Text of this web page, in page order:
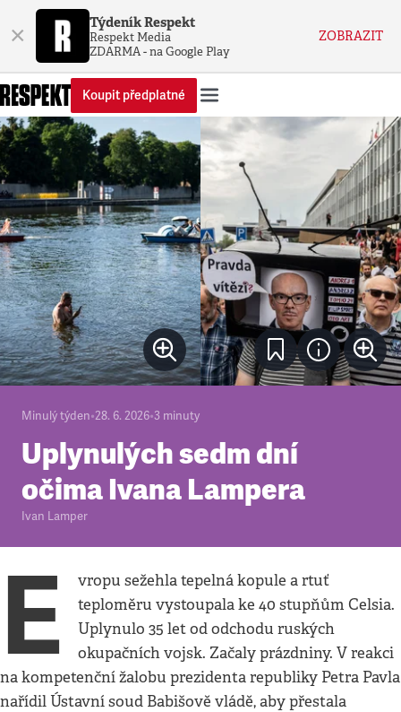
× Týdeník Respekt
Respekt Media
ZDARMA - na Google Play
ZOBRAZIT
Koupit předplatné
Minulý týden•28. 6. 2026•3 minuty
Uplynulých sedm dní
očima Ivana Lampera
Ivan Lamper
E
vropu sežehla tepelná kopule a rtuť
teploměru vystoupala ke 40 stupňům Celsia.
Uplynulo 35 let od odchodu ruských
okupačních vojsk. Začaly prázdniny. V reakci
na kompetenční žalobu prezidenta republiky Petra Pavla
nařídil Ústavní soud Babišově vládě, aby přestala